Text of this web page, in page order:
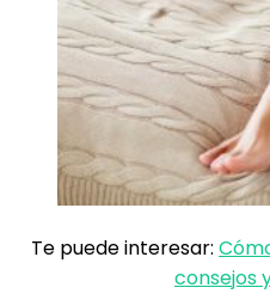
Te puede interesar:
consejos